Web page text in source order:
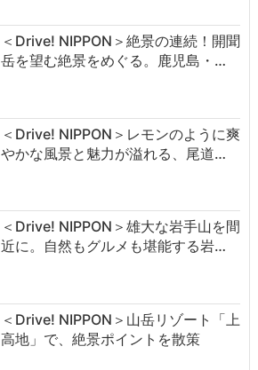
＜Drive! NIPPON＞絶景の連続！開聞
岳を望む絶景をめぐる。鹿児島・…
＜Drive! NIPPON＞レモンのように爽
やかな風景と魅力が溢れる、尾道…
＜Drive! NIPPON＞雄大な岩手山を間
近に。自然もグルメも堪能する岩…
＜Drive! NIPPON＞山岳リゾート「上
高地」で、絶景ポイントを散策